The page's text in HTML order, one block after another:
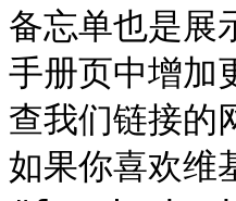
备忘单也是展
手册页中增加
查我们链接的
如果你喜欢